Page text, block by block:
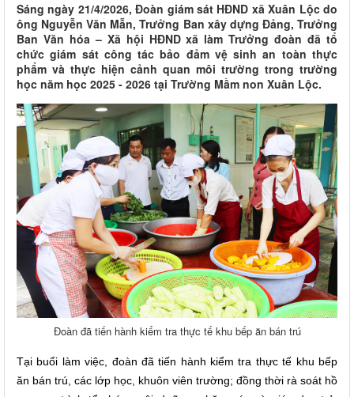
Sáng ngày 21/4/2026, Đoàn giám sát HĐND xã Xuân Lộc do
ông Nguyễn Văn Mẫn, Trưởng Ban xây dựng Đảng, Trưởng
Ban Văn hóa – Xã hội HĐND xã làm Trưởng đoàn đã tổ
chức giám sát công tác bảo đảm vệ sinh an toàn thực
phẩm và thực hiện cảnh quan môi trường trong trường
học năm học 2025 - 2026 tại Trường Mầm non Xuân Lộc.
Đoàn đã tiến hành kiểm tra thực tế khu bếp ăn bán trú
Tại buổi làm việc, đoàn đã tiến hành kiểm tra thực tế khu bếp
ăn bán trú, các lớp học, khuôn viên trường; đồng thời rà soát hồ